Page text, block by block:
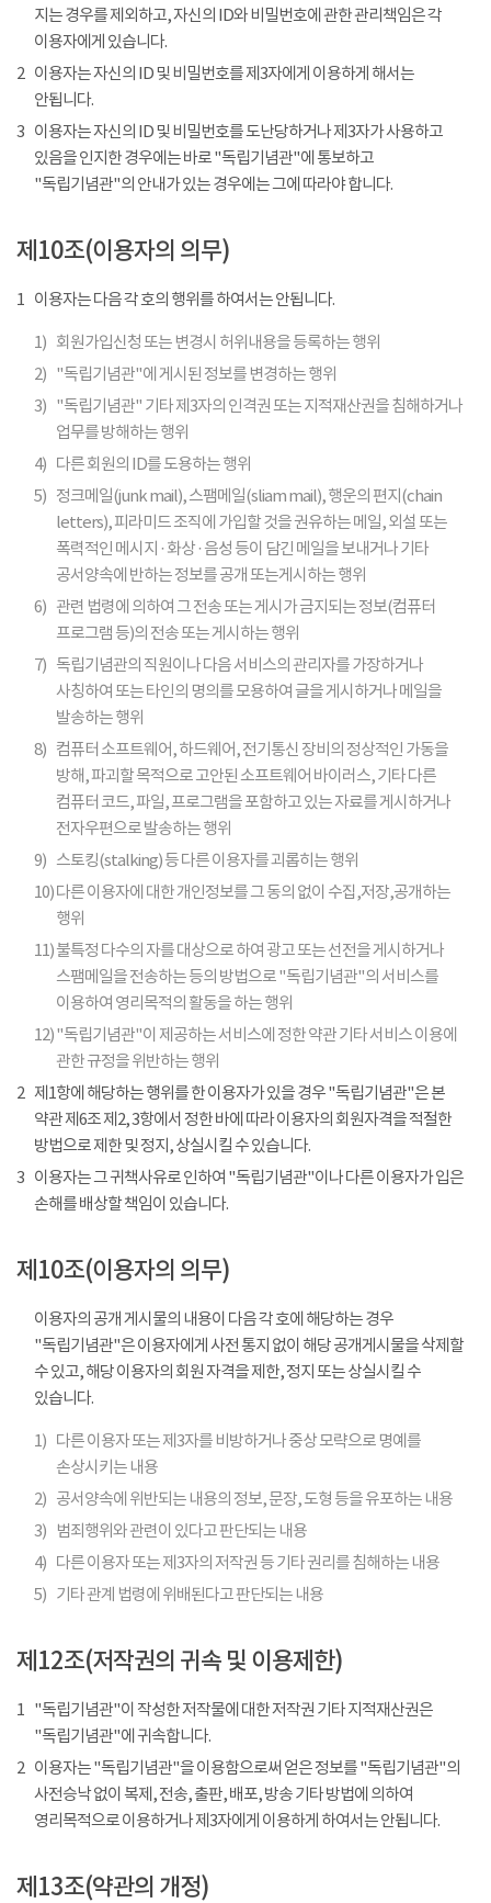
지는 경우를 제외하고, 자신의 ID와 비밀번호에 관한 관리책임은 각
이용자에게 있습니다.
2 이용자는 자신의 ID 및 비밀번호를 제3자에게 이용하게 해서는
안됩니다.
3 이용자는 자신의 ID 및 비밀번호를 도난당하거나 제3자가 사용하고
있음을 인지한 경우에는 바로 "독립기념관"에 통보하고
"독립기념관"의 안내가 있는 경우에는 그에 따라야 합니다.
제10조(이용자의 의무)
1 이용자는 다음 각 호의 행위를 하여서는 안됩니다.
1) 회원가입신청 또는 변경시 허위내용을 등록하는 행위
2) "독립기념관"에 게시된 정보를 변경하는 행위
3) "독립기념관" 기타 제3자의 인격권 또는 지적재산권을 침해하거나
업무를 방해하는 행위
4) 다른 회원의 ID를 도용하는 행위
5) 정크메일(junk mail), 스팸메일(sliam mail), 행운의 편지(chain
letters), 피라미드 조직에 가입할 것을 권유하는 메일, 외설 또는
폭력적인 메시지 · 화상 · 음성 등이 담긴 메일을 보내거나 기타
공서양속에 반하는 정보를 공개 또는게시하는 행위
6) 관련 법령에 의하여 그 전송 또는 게시가 금지되는 정보(컴퓨터
프로그램 등)의 전송 또는 게시하는 행위
7) 독립기념관의 직원이나 다음 서비스의 관리자를 가장하거나
사칭하여 또는 타인의 명의를 모용하여 글을 게시하거나 메일을
발송하는 행위
8) 컴퓨터 소프트웨어, 하드웨어, 전기통신 장비의 정상적인 가동을
방해, 파괴할 목적으로 고안된 소프트웨어 바이러스, 기타 다른
컴퓨터 코드, 파일, 프로그램을 포함하고 있는 자료를 게시하거나
전자우편으로 발송하는 행위
9) 스토킹(stalking) 등 다른 이용자를 괴롭히는 행위
10)다른 이용자에 대한 개인정보를 그 동의 없이 수집,저장,공개하는
행위
11)불특정 다수의 자를 대상으로 하여 광고 또는 선전을 게시하거나
스팸메일을 전송하는 등의 방법으로 "독립기념관"의 서비스를
이용하여 영리목적의 활동을 하는 행위
12)"독립기념관"이 제공하는 서비스에 정한 약관 기타 서비스 이용에
관한 규정을 위반하는 행위
2 제1항에 해당하는 행위를 한 이용자가 있을 경우 "독립기념관"은 본
약관 제6조 제2, 3항에서 정한 바에 따라 이용자의 회원자격을 적절한
방법으로 제한 및 정지, 상실시킬 수 있습니다.
3 이용자는 그 귀책사유로 인하여 "독립기념관"이나 다른 이용자가 입은
손해를 배상할 책임이 있습니다.
제10조(이용자의 의무)
이용자의 공개 게시물의 내용이 다음 각 호에 해당하는 경우
"독립기념관"은 이용자에게 사전 통지 없이 해당 공개게시물을 삭제할
수 있고, 해당 이용자의 회원 자격을 제한, 정지 또는 상실시킬 수
있습니다.
1) 다른 이용자 또는 제3자를 비방하거나 중상 모략으로 명예를
손상시키는 내용
2) 공서양속에 위반되는 내용의 정보, 문장, 도형 등을 유포하는 내용
3)
범죄행위와 관련이 있다고 판단되는 내용
4) 다른 이용자 또는 제3자의 저작권 등 기타 권리를 침해하는 내용
5) 기타 관계 법령에 위배된다고 판단되는 내용
제12조(저작권의 귀속 및 이용제한)
1 "독립기념관"이 작성한 저작물에 대한 저작권 기타 지적재산권은
"독립기념관"에 귀속합니다.
2 이용자는 "독립기념관"을 이용함으로써 얻은 정보를 "독립기념관"의
사전승낙 없이 복제, 전송, 출판, 배포, 방송 기타 방법에 의하여
영리목적으로 이용하거나 제3자에게 이용하게 하여서는 안됩니다.
제13조(약관의 개정)